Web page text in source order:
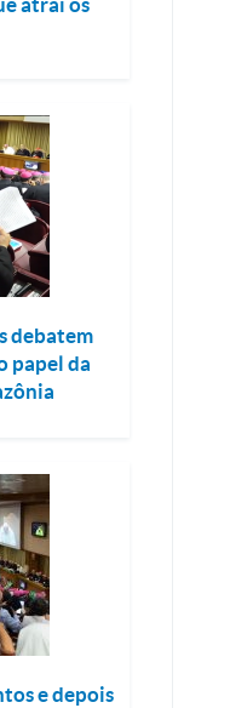
atrai os
debatem
papel da
e depois